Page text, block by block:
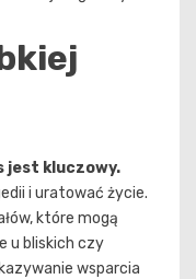
jest kluczowy.
i uratować życie.
które mogą
u bliskich czy
wsparcia